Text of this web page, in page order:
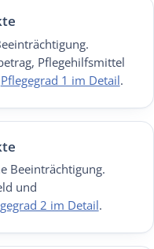
Pflegehilfsmittel
Pflegegrad 1 im Detail.
Beeinträchtigung.
und
2 im Detail.